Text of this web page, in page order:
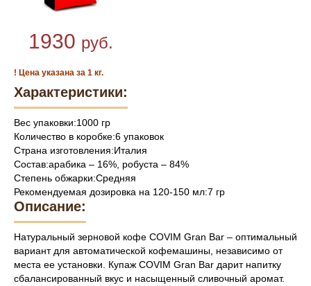
1930 руб.
! Цена указана за 1 кг.
Характеристики:
Вес упаковки:1000 гр
Количество в коробке:6 упаковок
Страна изготовления:Италия
Состав:арабика – 16%, робуста – 84%
Степень обжарки:Средняя
Рекомендуемая дозировка на 120-150 мл:7 гр
Описание:
Натуральный зерновой кофе COVIM Gran Bar – оптимальный
вариант для автоматической кофемашины, независимо от
места ее установки. Купаж COVIM Gran Bar дарит напитку
сбалансированный вкус и насыщенный сливочный аромат.